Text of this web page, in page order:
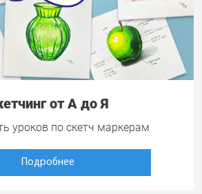
от А до Я
уроков по скетч маркерам
Подробнее